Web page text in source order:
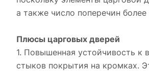
а также число поперечин более
Плюсы царговых дверей
1. Повышенная устойчивость к
стыков покрытия на кромках.